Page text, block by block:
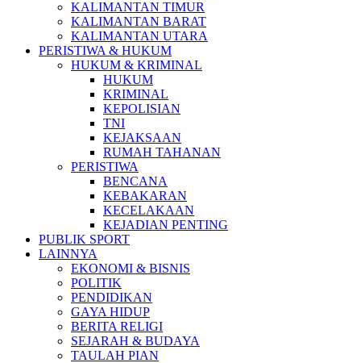
KALIMANTAN TIMUR
KALIMANTAN BARAT
KALIMANTAN UTARA
PERISTIWA & HUKUM
HUKUM & KRIMINAL
HUKUM
KRIMINAL
KEPOLISIAN
TNI
KEJAKSAAN
RUMAH TAHANAN
PERISTIWA
BENCANA
KEBAKARAN
KECELAKAAN
KEJADIAN PENTING
PUBLIK SPORT
LAINNYA
EKONOMI & BISNIS
POLITIK
PENDIDIKAN
GAYA HIDUP
BERITA RELIGI
SEJARAH & BUDAYA
TAULAH PIAN